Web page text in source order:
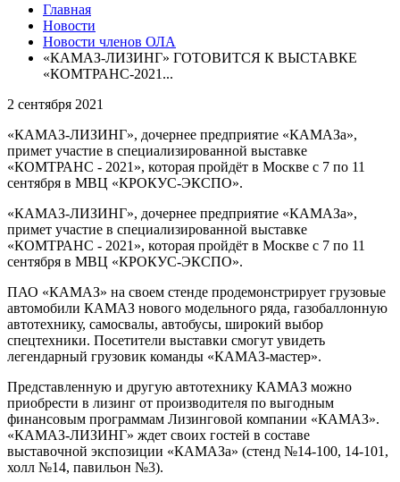
Главная
Новости
Новости членов ОЛА
«КАМАЗ-ЛИЗИНГ» ГОТОВИТСЯ К ВЫСТАВКЕ
«КОМТРАНС-2021...
2 сентября 2021
«КАМАЗ-ЛИЗИНГ», дочернее предприятие «КАМАЗа»,
примет участие в специализированной выставке
«КОМТРАНС - 2021», которая пройдёт в Москве с 7 по 11
сентября в МВЦ «КРОКУС-ЭКСПО».
«КАМАЗ-ЛИЗИНГ», дочернее предприятие «КАМАЗа»,
примет участие в специализированной выставке
«КОМТРАНС - 2021», которая пройдёт в Москве с 7 по 11
сентября в МВЦ «КРОКУС-ЭКСПО».
ПАО «КАМАЗ» на своем стенде продемонстрирует грузовые
автомобили КАМАЗ нового модельного ряда, газобаллонную
автотехнику, самосвалы, автобусы, широкий выбор
спецтехники. Посетители выставки смогут увидеть
легендарный грузовик команды «КАМАЗ-мастер».
Представленную и другую автотехнику КАМАЗ можно
приобрести в лизинг от производителя по выгодным
финансовым программам Лизинговой компании «КАМАЗ».
«КАМАЗ-ЛИЗИНГ» ждет своих гостей в составе
выставочной экспозиции «КАМАЗа» (стенд №14-100, 14-101,
холл №14, павильон №3).